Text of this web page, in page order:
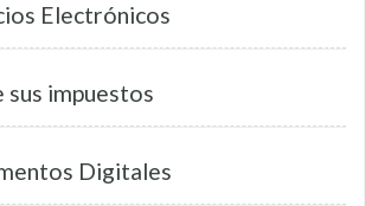
Electrónicos
sus impuestos
Digitales